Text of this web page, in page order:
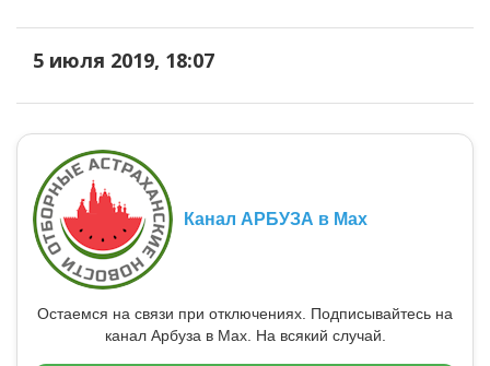
5 июля 2019, 18:07
Канал АРБУЗА в Max
Остаемся на связи при отключениях. Подписывайтесь на
канал Арбуза в Max. На всякий случай.